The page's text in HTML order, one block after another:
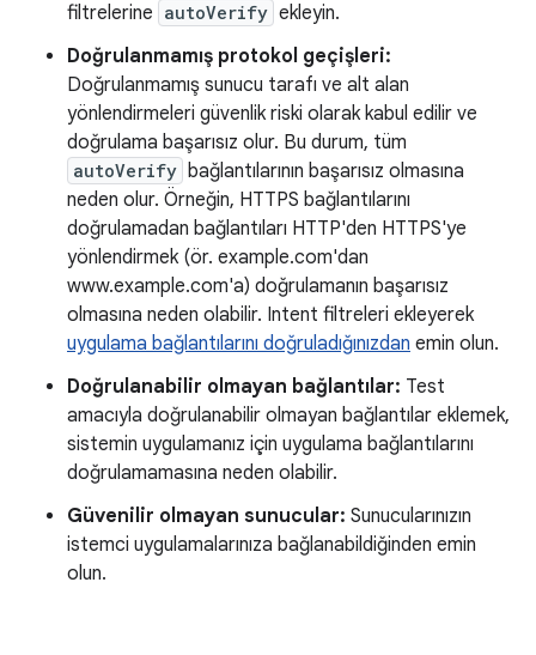
filtrelerine autoVerify ekleyin.
Doğrulanmamış protokol geçişleri:
Doğrulanmamış sunucu tarafı ve alt alan
yönlendirmeleri güvenlik riski olarak kabul edilir ve
doğrulama başarısız olur. Bu durum, tüm
autoVerify bağlantılarının başarısız olmasına
neden olur. Örneğin, HTTPS bağlantılarını
doğrulamadan bağlantıları HTTP'den HTTPS'ye
yönlendirmek (ör. example.com'dan
www.example.com'a) doğrulamanın başarısız
olmasına neden olabilir. Intent filtreleri ekleyerek
uygulama bağlantılarını doğruladığınızdan emin olun.
Doğrulanabilir olmayan bağlantılar: Test
amacıyla doğrulanabilir olmayan bağlantılar eklemek,
sistemin uygulamanız için uygulama bağlantılarını
doğrulamamasına neden olabilir.
Güvenilir olmayan sunucular: Sunucularınızın
istemci uygulamalarınıza bağlanabildiğinden emin
olun.